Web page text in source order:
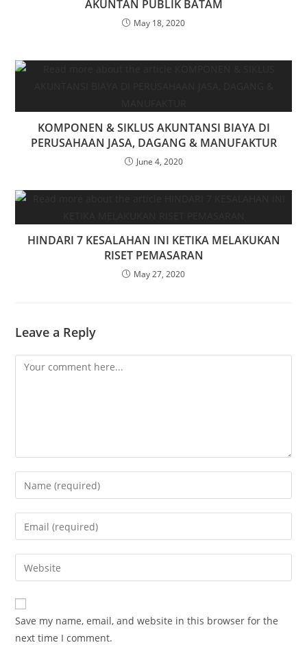
AKUNTAN PUBLIK BATAM
May 18, 2020
KOMPONEN & SIKLUS AKUNTANSI BIAYA DI
PERUSAHAAN JASA, DAGANG & MANUFAKTUR
June 4, 2020
HINDARI 7 KESALAHAN INI KETIKA MELAKUKAN
RISET PEMASARAN
May 27, 2020
Leave a Reply
Save my name, email, and website in this browser for the
next time I comment.